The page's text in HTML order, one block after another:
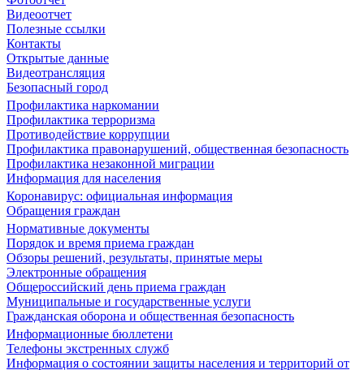
Видеоотчет
Полезные ссылки
Контакты
Открытые данные
Видеотрансляция
Безопасный город
Профилактика наркомании
Профилактика терроризма
Противодействие коррупции
Профилактика правонарушений, общественная безопасность
Профилактика незаконной миграции
Информация для населения
Коронавирус: официальная информация
Обращения граждан
Нормативные документы
Порядок и время приема граждан
Обзоры решений, результаты, принятые меры
Электронные обращения
Общероссийский день приема граждан
Муниципальные и государственные услуги
Гражданская оборона и общественная безопасность
Информационные бюллетени
Телефоны экстренных служб
Информация о состоянии защиты населения и территорий от